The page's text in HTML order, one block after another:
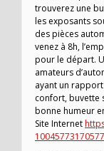
trouverez une
les exposants
des pièces
venez à 8h,
pour le départ.
amateurs
ayant un
confort, buvette
bonne humeur
Site Internet